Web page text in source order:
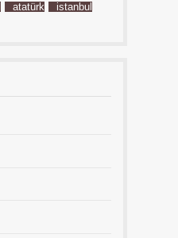
atatürk
istanbul